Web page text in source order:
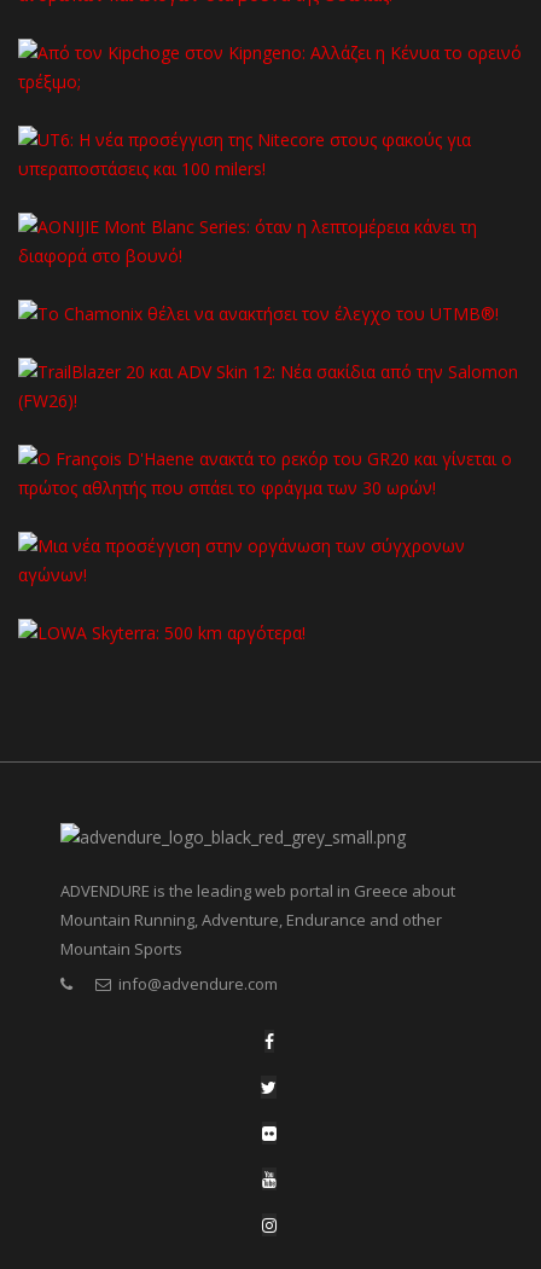
ADVENDURE is the leading web portal in Greece about
Mountain Running, Adventure, Endurance and other
Mountain Sports
info@advendure.com